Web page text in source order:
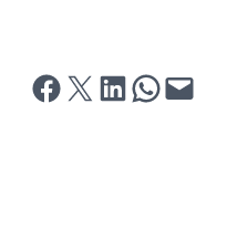
Share on Facebook
Share on X Share on LinkedIn
Share on
Email this Page